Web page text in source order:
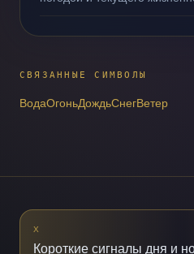
СВЯЗАННЫЕ СИМВОЛЫ
ВодаОгоньДождьСнегВетер
X
Короткие сигналы дня и